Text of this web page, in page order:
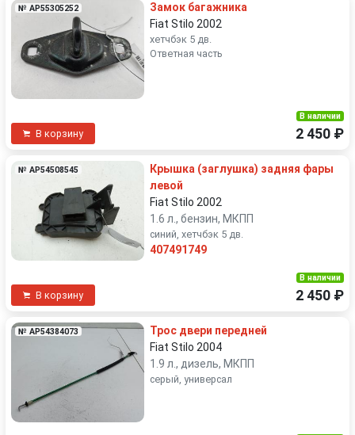
№ AP55305252
Замок багажника
Fiat Stilo 2002
хетчбэк 5 дв.
Ответная часть
В корзину
В наличии
2 450 ₽
№ AP54508545
Крышка (заглушка) задняя фары
левой
Fiat Stilo 2002
1.6 л., бензин, МКПП
синий, хетчбэк 5 дв.
407491749
В корзину
В наличии
2 450 ₽
№ AP54384073
Трос двери передней
Fiat Stilo 2004
1.9 л., дизель, МКПП
серый, универсал